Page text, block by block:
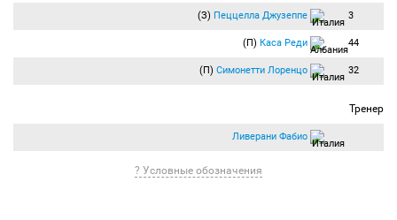
(З) Пеццелла Джузеппе 3
(П) Каса Реди 44
(П) Симонетти Лоренцо 32
Тренер
Ливерани Фабио
? Условные обозначения